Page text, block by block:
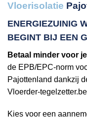
Vloerisolatie
ENERGIEZUINIG
BEGINT BIJ EEN
Betaal minder voor
de EPB/EPC-norm
Pajottenland dankzij
Vloerder-
Kies voor een